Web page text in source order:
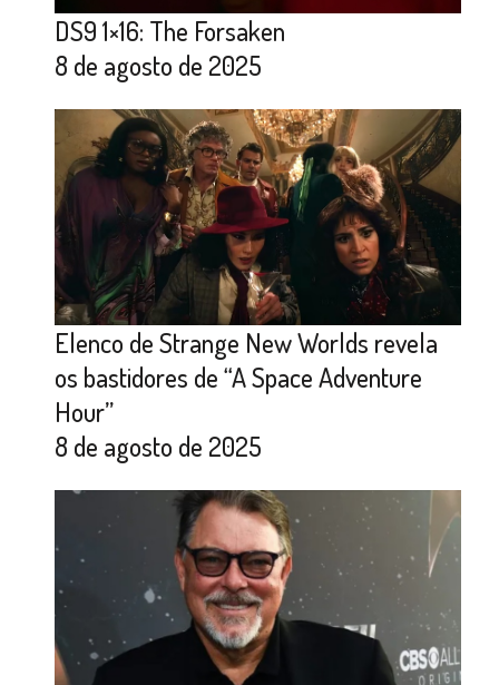
DS9 1×16: The Forsaken
8 de agosto de 2025
Elenco de Strange New Worlds revela
os bastidores de “A Space Adventure
Hour”
8 de agosto de 2025